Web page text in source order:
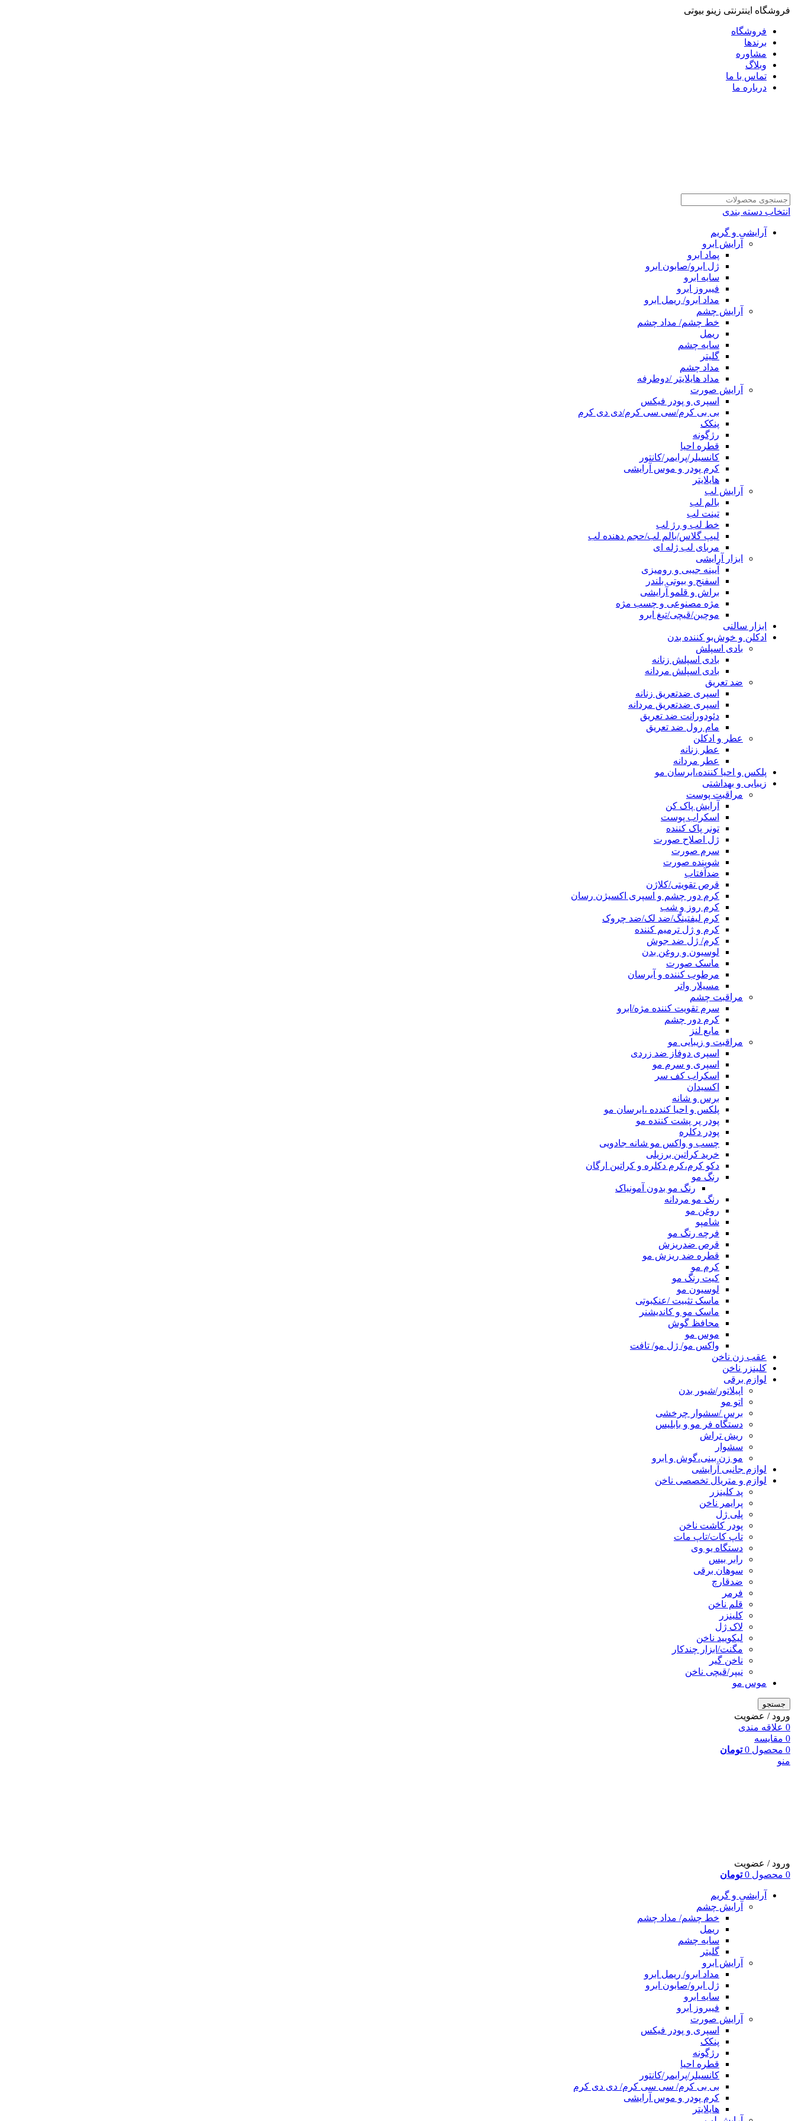
فروشگاه اینترنتی زینو بیوتی
فروشگاه
برندها
مشاوره
وبلاگ
تماس با ما
درباره ما
انتخاب دسته بندی
آرایشی و گریم
آرایش ابرو
پماد ابرو
ژل ابرو/صابون ابرو
سایه ابرو
فیبروز ابرو
مداد ابرو/ ریمل ابرو
آرایش چشم
خط چشم/ مداد چشم
ریمل
سایه چشم
گلیتر
مداد چشم
مداد هایلایتر /دوطرفه
آرایش صورت
اسپری و پودر فیکس
بی بی کرم/سی سی کرم/دی دی کرم
پنکک
رژگونه
قطره احیا
کانسیلر/پرایمر/کانتور
کرم پودر و موس آرایشی
هایلایتر
آرایش لب
بالم لب
تینت لب
خط لب و رژ لب
لیپ گلاس/بالم لب/حجم دهنده لب
مربای لب ژله ای
ابزار آرایشی
آیینه جیبی و رومیزی
اسفنج و بیوتی بلندر
براش و قلمو آرایشی
مژه مصنوعی و چسب مژه
موچین/قیچی/تیغ ابرو
ابزار سالنی
ادکلن و خوش‌بو کننده بدن
بادی اسپلش
بادی اسپلش زنانه
بادی اسپلش مردانه
ضد تعریق
اسپری ضدتعریق زنانه
اسپری ضدتعریق مردانه
دئودورانت ضد تعریق
مام رول ضد تعریق
عطر و ادکلن
عطر زنانه
عطر مردانه
پلکس و احیا کننده،ابرسان مو
زیبایی و بهداشتی
مراقبت پوست
آرایش پاک کن
اسکراب پوست
تونر پاک کننده
ژل اصلاح صورت
سرم صورت
شوینده صورت
ضدآفتاب
قرص تقویتی/کلاژن
کرم دور چشم و اسپری اکسیژن رسان
کرم روز و شب
کرم لیفتینگ/ضد لک/ضد چروک
کرم و ژل ترمیم کننده
کرم/ ژل ضد جوش
لوسیون و روغن بدن
ماسک صورت
مرطوب کننده و آبرسان
مسیلار واتر
مراقبت چشم
سرم تقویت کننده مژه/ابرو
کرم دور چشم
مایع لنز
مراقبت و زیبایی مو
اسپری دوفاز ضد زردی
اسپری و سرم مو
اسکراب کف سر
اکسیدان
برس و شانه
پلکس و احیا کندده ،ابرسان مو
پودر پر پشت کننده مو
پودر دکلره
چسب و واکس مو شانه جادویی
خرید کراتین برزیلی
دکو کرم،کرم دکلره و کراتین ارگان
رنگ مو
رنگ مو بدون آمونیاک
رنگ مو مردانه
روغن مو
شامپو
فرچه رنگ مو
قرص ضدریزش
قطره ضد ریزش مو
کرم مو
کیت رنگ مو
لوسیون مو
ماسک تثبیت /عنکبوتی
ماسک مو و کاندیشنر
محافظ گوش
موس مو
واکس مو/ ژل مو/ تافت
عقب زن ناخن
کلینزر ناخن
لوازم برقی
اپیلاتور/شیور بدن
اتو مو
برس /سشوار چرخشی
دستگاه فر مو و بابلیس
ریش تراش
سشوار
مو زن بینی،گوش و ابرو
لوازم جانبی آرایشی
لوازم و متریال تخصصی ناخن
پد کلینزر
پرایمر ناخن
پلی ژل
پودر کاشت ناخن
تاپ کات/تاپ مات
دستگاه یو وی
رابر بیس
سوهان برقی
ضدقارچ
فرمر
قلم ناخن
کلینزر
لاک ژل
لیکوييد ناخن
مگنت/ابزار چندکار
ناخن گیر
نیپر/قیچی ناخن
موس مو
جستجو
ورود / عضویت
0 علاقه مندی
0 مقایسه
0 محصول 0 تومان
منو
ورود / عضویت
0 محصول 0 تومان
آرایشی و گریم
آرایش چشم
خط چشم/ مداد چشم
ریمل
سایه چشم
گلیتر
آرایش ابرو
مداد ابرو/ ریمل ابرو
ژل ابرو/صابون ابرو
سایه ابرو
فیبروز ابرو
آرایش صورت
اسپری و پودر فیکس
پنکک
رژگونه
قطره احیا
کانسیلر/پرایمر/کانتور
بی بی کرم/ سی سی کرم/ دی دی کرم
کرم پودر و موس آرایشی
هایلایتر